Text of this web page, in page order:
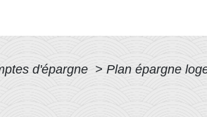
d'épargne > Plan épargne